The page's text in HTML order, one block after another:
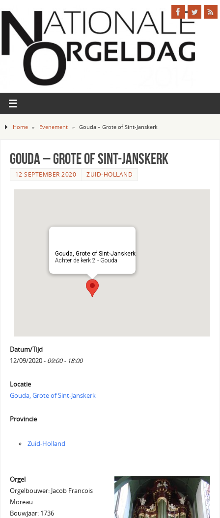
Home » Evenement » Gouda – Grote of Sint-Janskerk
Gouda – Grote of Sint-Janskerk
12 SEPTEMBER 2020 ZUID-HOLLAND
Gouda, Grote of Sint-Janskerk
Achter de kerk 2 - Gouda
Datum/Tijd
12/09/2020 - 09:00 - 18:00
Locatie
Gouda, Grote of Sint-Janskerk
Provincie
Zuid-Holland
Orgel
Orgelbouwer: Jacob Francois
Moreau
Bouwjaar: 1736